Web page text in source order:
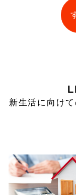
新生活に向け